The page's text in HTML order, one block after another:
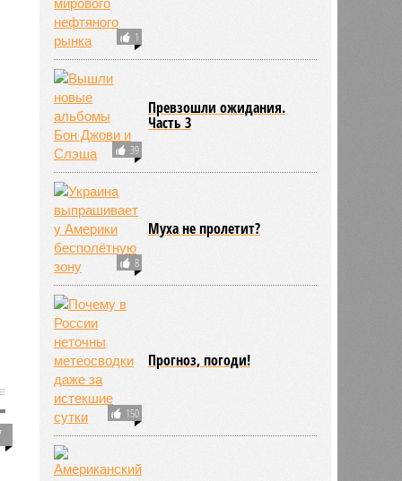
1
39
Превзошли ожидания.
Часть 3
8
Муха не пролетит?
150
Прогноз, погоди!